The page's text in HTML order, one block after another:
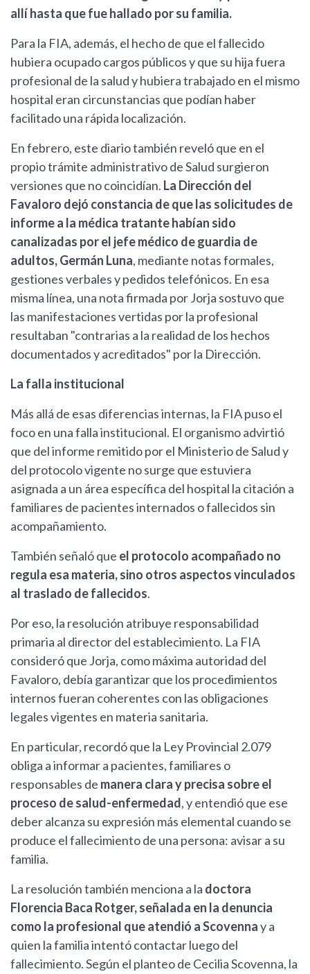
allí hasta que fue hallado por su familia.
Para la FIA, además, el hecho de que el fallecido
hubiera ocupado cargos públicos y que su hija fuera
profesional de la salud y hubiera trabajado en el mismo
hospital eran circunstancias que podían haber
facilitado una rápida localización.
En febrero, este diario también reveló que en el
propio trámite administrativo de Salud surgieron
versiones que no coincidían. La Dirección del
Favaloro dejó constancia de que las solicitudes de
informe a la médica tratante habían sido
canalizadas por el jefe médico de guardia de
adultos, Germán Luna, mediante notas formales,
gestiones verbales y pedidos telefónicos. En esa
misma línea, una nota firmada por Jorja sostuvo que
las manifestaciones vertidas por la profesional
resultaban "contrarias a la realidad de los hechos
documentados y acreditados" por la Dirección.
La falla institucional
Más allá de esas diferencias internas, la FIA puso el
foco en una falla institucional. El organismo advirtió
que del informe remitido por el Ministerio de Salud y
del protocolo vigente no surge que estuviera
asignada a un área específica del hospital la citación a
familiares de pacientes internados o fallecidos sin
acompañamiento.
También señaló que el protocolo acompañado no
regula esa materia, sino otros aspectos vinculados
al traslado de fallecidos.
Por eso, la resolución atribuye responsabilidad
primaria al director del establecimiento. La FIA
consideró que Jorja, como máxima autoridad del
Favaloro, debía garantizar que los procedimientos
internos fueran coherentes con las obligaciones
legales vigentes en materia sanitaria.
En particular, recordó que la Ley Provincial 2.079
obliga a informar a pacientes, familiares o
responsables de manera clara y precisa sobre el
proceso de salud-enfermedad, y entendió que ese
deber alcanza su expresión más elemental cuando se
produce el fallecimiento de una persona: avisar a su
familia.
La resolución también menciona a la doctora
Florencia Baca Rotger, señalada en la denuncia
como la profesional que atendió a Scovennay a
quien la familia intentó contactar luego del
fallecimiento. Según el planteo de Cecilia Scovenna, la